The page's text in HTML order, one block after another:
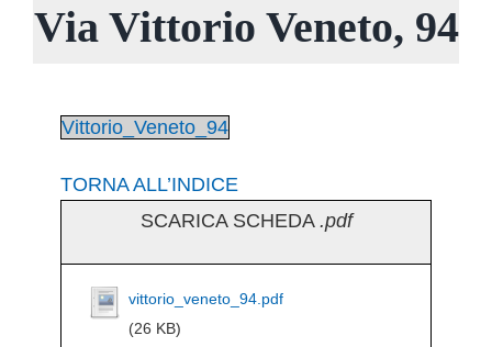
Via Vittorio Veneto, 94
Vittorio_Veneto_94
TORNA ALL’INDICE
SCARICA SCHEDA .pdf
vittorio_veneto_94.pdf
(26 KB)